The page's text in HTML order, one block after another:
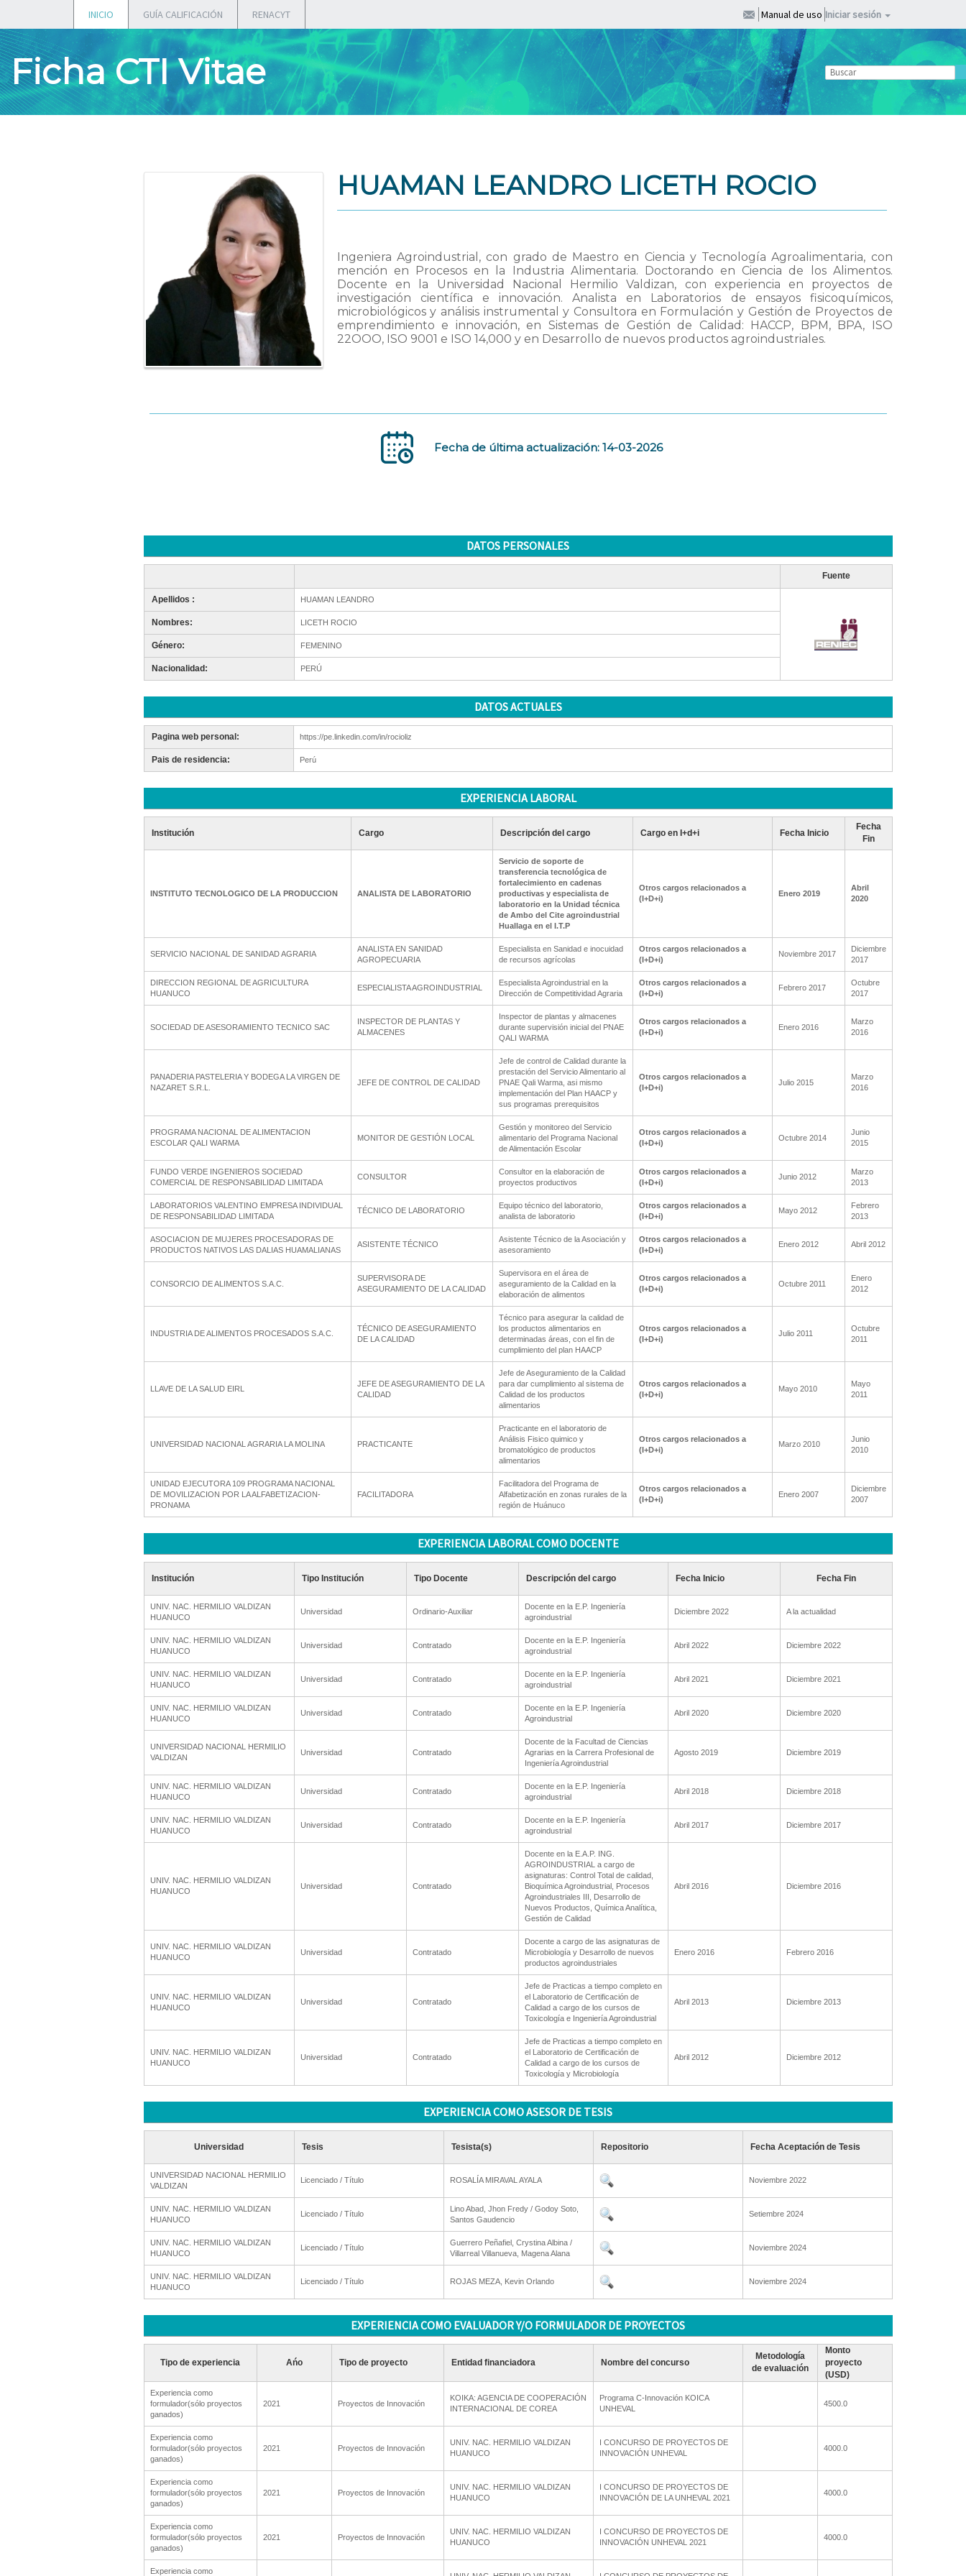
INICIO GUÍA CALIFICACIÓN RENACYT Manual de uso Iniciar sesión
Ficha CTI Vitae
HUAMAN LEANDRO LICETH ROCIO
Ingeniera Agroindustrial, con grado de Maestro en Ciencia y Tecnología Agroalimentaria, con
mención en Procesos en la Industria Alimentaria. Doctorando en Ciencia de los Alimentos.
Docente en la Universidad Nacional Hermilio Valdizan, con experiencia en proyectos de
investigación científica e innovación. Analista en Laboratorios de ensayos fisicoquímicos,
microbiológicos y análisis instrumental y Consultora en Formulación y Gestión de Proyectos de
emprendimiento e innovación, en Sistemas de Gestión de Calidad: HACCP, BPM, BPA, ISO
22OOO, ISO 9001 e ISO 14,000 y en Desarrollo de nuevos productos agroindustriales.
Fecha de última actualización: 14-03-2026
DATOS PERSONALES
Fuente
Apellidos : HUAMAN LEANDRO
Nombres: LICETH ROCIO
Género: FEMENINO
Nacionalidad: PERÚ
DATOS ACTUALES
Pagina web personal: https://pe.linkedin.com/in/rocioliz
Pais de residencia: Perú
EXPERIENCIA LABORAL
Institución Cargo Descripción del cargo Cargo en I+d+i Fecha Inicio
Fecha
Fin
INSTITUTO TECNOLOGICO DE LA PRODUCCION ANALISTA DE LABORATORIO
Servicio de soporte de
transferencia tecnológica de
fortalecimiento en cadenas
productivas y especialista de
laboratorio en la Unidad técnica
de Ambo del Cite agroindustrial
Huallaga en el I.T.P
Otros cargos relacionados a
(I+D+i)
Enero 2019
Abril
2020
SERVICIO NACIONAL DE SANIDAD AGRARIA
ANALISTA EN SANIDAD
AGROPECUARIA
Especialista en Sanidad e inocuidad
de recursos agrícolas
Otros cargos relacionados a
(I+D+i)
Noviembre 2017
Diciembre
2017
DIRECCION REGIONAL DE AGRICULTURA
HUANUCO
ESPECIALISTA AGROINDUSTRIAL
Especialista Agroindustrial en la
Dirección de Competitividad Agraria
Otros cargos relacionados a
(I+D+i)
Febrero 2017
Octubre
2017
SOCIEDAD DE ASESORAMIENTO TECNICO SAC
INSPECTOR DE PLANTAS Y
ALMACENES
Inspector de plantas y almacenes
durante supervisión inicial del PNAE
QALI WARMA
Otros cargos relacionados a
(I+D+i)
Enero 2016
Marzo
2016
PANADERIA PASTELERIA Y BODEGA LA VIRGEN DE
NAZARET S.R.L.
JEFE DE CONTROL DE CALIDAD
Jefe de control de Calidad durante la
prestación del Servicio Alimentario al
PNAE Qali Warma, asi mismo
implementación del Plan HAACP y
sus programas prerequisitos
Otros cargos relacionados a
(I+D+i)
Julio 2015
Marzo
2016
PROGRAMA NACIONAL DE ALIMENTACION
ESCOLAR QALI WARMA
MONITOR DE GESTIÓN LOCAL
Gestión y monitoreo del Servicio
alimentario del Programa Nacional
de Alimentación Escolar
Otros cargos relacionados a
(I+D+i)
Octubre 2014
Junio
2015
FUNDO VERDE INGENIEROS SOCIEDAD
COMERCIAL DE RESPONSABILIDAD LIMITADA
CONSULTOR
Consultor en la elaboración de
proyectos productivos
Otros cargos relacionados a
(I+D+i)
Junio 2012
Marzo
2013
LABORATORIOS VALENTINO EMPRESA INDIVIDUAL
DE RESPONSABILIDAD LIMITADA
TÉCNICO DE LABORATORIO
Equipo técnico del laboratorio,
analista de laboratorio
Otros cargos relacionados a
(I+D+i)
Mayo 2012
Febrero
2013
ASOCIACION DE MUJERES PROCESADORAS DE
PRODUCTOS NATIVOS LAS DALIAS HUAMALIANAS
ASISTENTE TÉCNICO
Asistente Técnico de la Asociación y
asesoramiento
Otros cargos relacionados a
(I+D+i)
Enero 2012 Abril 2012
CONSORCIO DE ALIMENTOS S.A.C.
SUPERVISORA DE
ASEGURAMIENTO DE LA CALIDAD
Supervisora en el área de
aseguramiento de la Calidad en la
elaboración de alimentos
Otros cargos relacionados a
(I+D+i)
Octubre 2011
Enero
2012
INDUSTRIA DE ALIMENTOS PROCESADOS S.A.C.
TÉCNICO DE ASEGURAMIENTO
DE LA CALIDAD
Técnico para asegurar la calidad de
los productos alimentarios en
determinadas áreas, con el fin de
cumplimiento del plan HAACP
Otros cargos relacionados a
(I+D+i)
Julio 2011
Octubre
2011
LLAVE DE LA SALUD EIRL
JEFE DE ASEGURAMIENTO DE LA
CALIDAD
Jefe de Aseguramiento de la Calidad
para dar cumplimiento al sistema de
Calidad de los productos
alimentarios
Otros cargos relacionados a
(I+D+i)
Mayo 2010
Mayo
2011
UNIVERSIDAD NACIONAL AGRARIA LA MOLINA PRACTICANTE
Practicante en el laboratorio de
Análisis Fisico quimico y
bromatológico de productos
alimentarios
Otros cargos relacionados a
(I+D+i)
Marzo 2010
Junio
2010
UNIDAD EJECUTORA 109 PROGRAMA NACIONAL
DE MOVILIZACION POR LA ALFABETIZACION-
PRONAMA
FACILITADORA
Facilitadora del Programa de
Alfabetización en zonas rurales de la
región de Huánuco
Otros cargos relacionados a
(I+D+i)
Enero 2007
Diciembre
2007
EXPERIENCIA LABORAL COMO DOCENTE
Institución Tipo Institución Tipo Docente Descripción del cargo Fecha Inicio Fecha Fin
UNIV. NAC. HERMILIO VALDIZAN
HUANUCO
Universidad Ordinario-Auxiliar
Docente en la E.P. Ingeniería
agroindustrial
Diciembre 2022 A la actualidad
UNIV. NAC. HERMILIO VALDIZAN
HUANUCO
Universidad Contratado
Docente en la E.P. Ingeniería
agroindustrial
Abril 2022 Diciembre 2022
UNIV. NAC. HERMILIO VALDIZAN
HUANUCO
Universidad Contratado
Docente en la E.P. Ingeniería
agroindustrial
Abril 2021 Diciembre 2021
UNIV. NAC. HERMILIO VALDIZAN
HUANUCO
Universidad Contratado
Docente en la E.P. Ingeniería
Agroindustrial
Abril 2020 Diciembre 2020
UNIVERSIDAD NACIONAL HERMILIO
VALDIZAN
Universidad Contratado
Docente de la Facultad de Ciencias
Agrarias en la Carrera Profesional de
Ingeniería Agroindustrial
Agosto 2019 Diciembre 2019
UNIV. NAC. HERMILIO VALDIZAN
HUANUCO
Universidad Contratado
Docente en la E.P. Ingeniería
agroindustrial
Abril 2018 Diciembre 2018
UNIV. NAC. HERMILIO VALDIZAN
HUANUCO
Universidad Contratado
Docente en la E.P. Ingeniería
agroindustrial
Abril 2017 Diciembre 2017
UNIV. NAC. HERMILIO VALDIZAN
HUANUCO
Universidad Contratado
Docente en la E.A.P. ING.
AGROINDUSTRIAL a cargo de
asignaturas: Control Total de calidad,
Bioquímica Agroindustrial, Procesos
Agroindustriales III, Desarrollo de
Nuevos Productos, Química Analítica,
Gestión de Calidad
Abril 2016 Diciembre 2016
UNIV. NAC. HERMILIO VALDIZAN
HUANUCO
Universidad Contratado
Docente a cargo de las asignaturas de
Microbiología y Desarrollo de nuevos
productos agroindustriales
Enero 2016 Febrero 2016
UNIV. NAC. HERMILIO VALDIZAN
HUANUCO
Universidad Contratado
Jefe de Practicas a tiempo completo en
el Laboratorio de Certificación de
Calidad a cargo de los cursos de
Toxicología e Ingeniería Agroindustrial
Abril 2013 Diciembre 2013
UNIV. NAC. HERMILIO VALDIZAN
HUANUCO
Universidad Contratado
Jefe de Practicas a tiempo completo en
el Laboratorio de Certificación de
Calidad a cargo de los cursos de
Toxicología y Microbiología
Abril 2012 Diciembre 2012
EXPERIENCIA COMO ASESOR DE TESIS
Universidad Tesis Tesista(s) Repositorio Fecha Aceptación de Tesis
UNIVERSIDAD NACIONAL HERMILIO
VALDIZAN
Licenciado / Título ROSALÍA MIRAVAL AYALA Noviembre 2022
UNIV. NAC. HERMILIO VALDIZAN
HUANUCO
Licenciado / Título
Lino Abad, Jhon Fredy / Godoy Soto,
Santos Gaudencio
Setiembre 2024
UNIV. NAC. HERMILIO VALDIZAN
HUANUCO
Licenciado / Título
Guerrero Peñafiel, Crystina Albina /
Villarreal Villanueva, Magena Alana
Noviembre 2024
UNIV. NAC. HERMILIO VALDIZAN
HUANUCO
Licenciado / Título ROJAS MEZA, Kevin Orlando Noviembre 2024
EXPERIENCIA COMO EVALUADOR Y/O FORMULADOR DE PROYECTOS
Tipo de experiencia Ańo Tipo de proyecto Entidad financiadora Nombre del concurso
Metodología
de evaluación
Monto
proyecto
(USD)
Experiencia como
formulador(sólo proyectos
ganados)
2021 Proyectos de Innovación
KOIKA: AGENCIA DE COOPERACIÓN
INTERNACIONAL DE COREA
Programa C-Innovación KOICA
UNHEVAL
4500.0
Experiencia como
formulador(sólo proyectos
ganados)
2021 Proyectos de Innovación
UNIV. NAC. HERMILIO VALDIZAN
HUANUCO
I CONCURSO DE PROYECTOS DE
INNOVACIÓN UNHEVAL
4000.0
Experiencia como
formulador(sólo proyectos
ganados)
2021 Proyectos de Innovación
UNIV. NAC. HERMILIO VALDIZAN
HUANUCO
I CONCURSO DE PROYECTOS DE
INNOVACIÓN DE LA UNHEVAL 2021
4000.0
Experiencia como
formulador(sólo proyectos
ganados)
2021 Proyectos de Innovación
UNIV. NAC. HERMILIO VALDIZAN
HUANUCO
I CONCURSO DE PROYECTOS DE
INNOVACIÓN UNHEVAL 2021
4000.0
Experiencia como